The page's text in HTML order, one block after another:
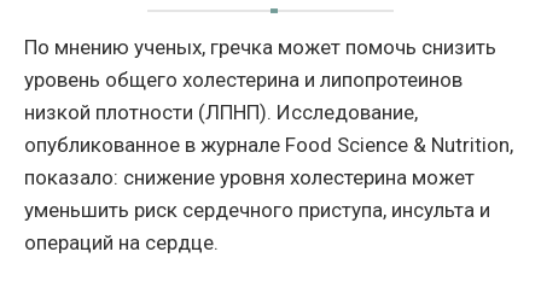
По мнению ученых, гречка может помочь снизить
уровень общего холестерина и липопротеинов
низкой плотности (ЛПНП). Исследование,
опубликованное в журнале Food Science & Nutrition,
показало: снижение уровня холестерина может
уменьшить риск сердечного приступа, инсульта и
операций на сердце.